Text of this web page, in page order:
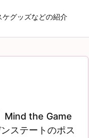

グッズなどの紹介
Mind the Game
ステートのポス